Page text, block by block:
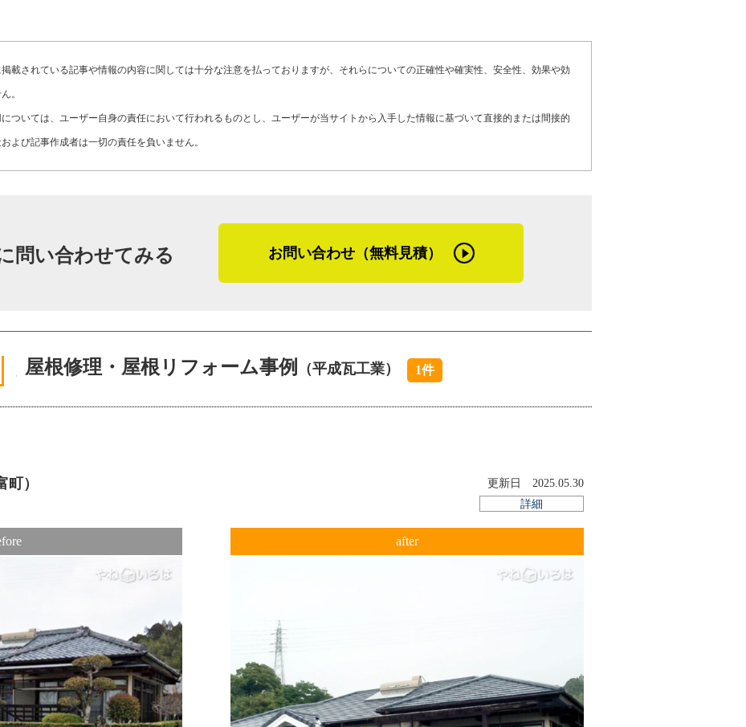
たため、平板瓦を採用して費用を抑えると共に、屋根の軽量化も提案しました。
て軽くしましょうと提案したんです。ただ、玄関の一部が箕甲（（みのこ）※３）
づくりになっていて、和形の箕甲でしか施工できない形の家だったんです。ルーガ
次に、宮崎県児湯郡新富町の屋根工事の特性について尋ねました。宮崎県児湯郡の
う、瓦の留め付けを強くしたり、逆水（さかみず・強風により外壁から屋根に向か
って水が上っていくこと）が起こった場合に配慮した施工にする工夫が欠かせない
※３ 箕甲・・・みのこ、みのこう。社寺建築や数奇屋建築の屋根に見られる特殊
な屋根材のおさめ方・瓦の葺き方
くても、施工後の現場が残念な状態では、会社としての品位が下がると考えている
のです。普段の振る舞いから丁寧に、誠実に。細やかな配慮に、きっとお客さまも
安心できるだろうと感じた取材でした。
載されている記事や情報の内容に関しては十分な注意を払っておりますが、それらについての正確性や確実性、安全性、効果や効
。
ついては、ユーザー自身の責任において行われるものとし、ユーザーが当サイトから入手した情報に基づいて直接的または間接的
よび記事作成者は一切の責任を負いません。
問い合わせてみる お問い合わせ（無料見積）
屋根修理・屋根リフォーム事例 （平成瓦工業） 1件
）
更新日 2025.05.30
詳細
after